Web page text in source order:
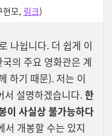
모, 링크)
나뉩니다. 더 쉽게 이
의 주요 영화관은 계
하기 때문). 저는 이
서 설명하겠습니다.한
이 사실상 불가능하다
서 개봉할 수는 있지